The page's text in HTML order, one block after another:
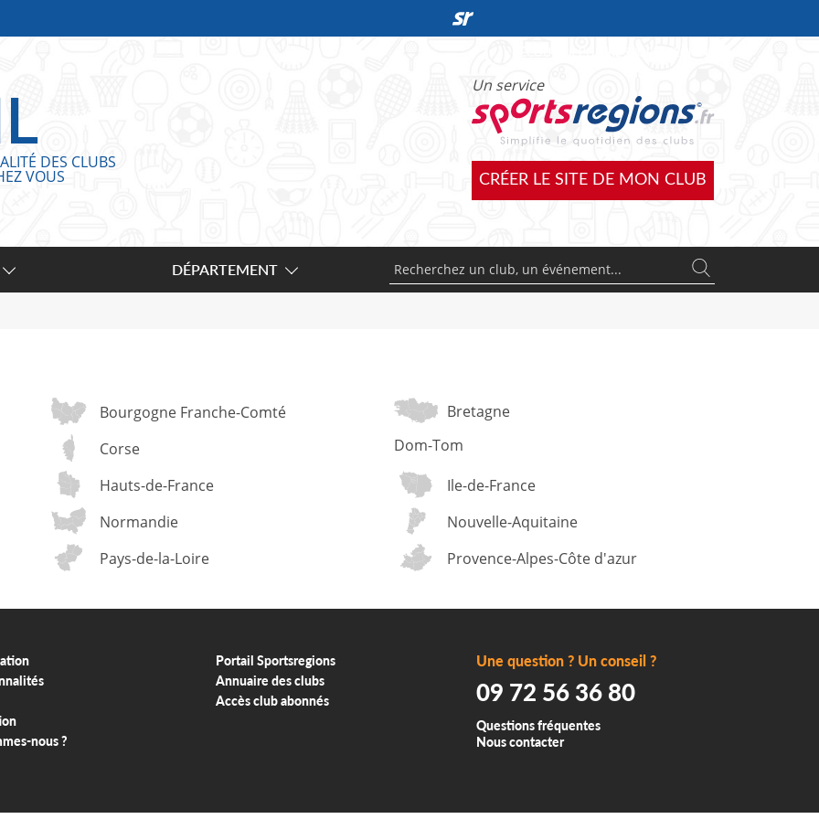
Bourgogne Franche-Comté
Bretagne
Corse
Dom-Tom
Hauts-de-France
Ile-de-France
Normandie
Nouvelle-Aquitaine
Pays-de-la-Loire
Provence-Alpes-Côte d'azur
DÉPARTEMENT
DES CLUBS
VOUS
Un service
CRÉER LE SITE DE MON CLUB
nous ?
Portail Sportsregions
Annuaire des clubs
Accès club abonnés
Une question ? Un conseil ?
09 72 56 36 80
Questions fréquentes
Nous contacter